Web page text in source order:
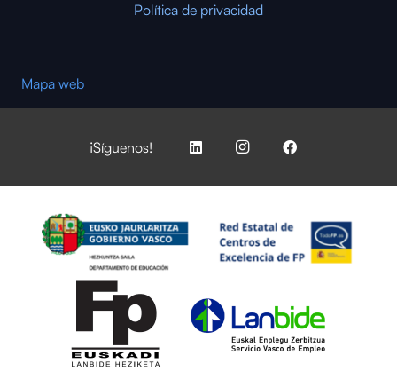
Política de privacidad
Mapa web
¡Síguenos!